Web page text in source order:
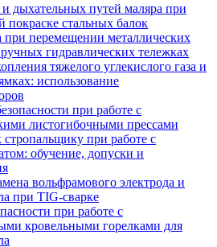
дыхательных путей маляра при
покраске стальных балок
при перемещении металлических
ручных гидравлических тележках
тяжелого углекислого газа и
использование
при работе с
листогибочными прессами
стропальщику при работе с
обучение, допуски и
вольфрамового электрода и
при TIG-сварке
при работе с
кровельными горелками для